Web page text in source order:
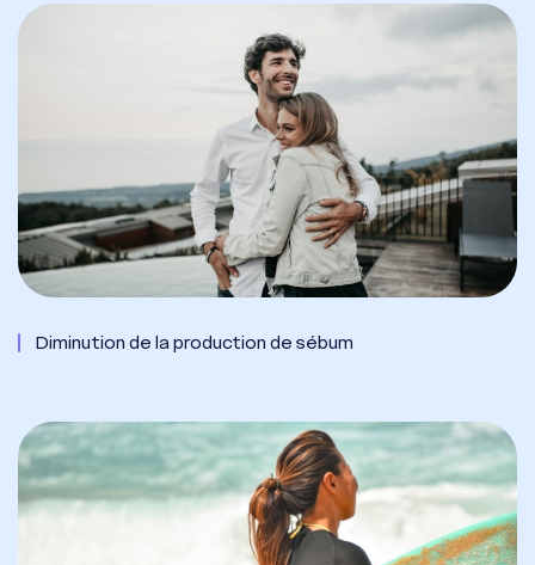
Diminution de la production de sébum